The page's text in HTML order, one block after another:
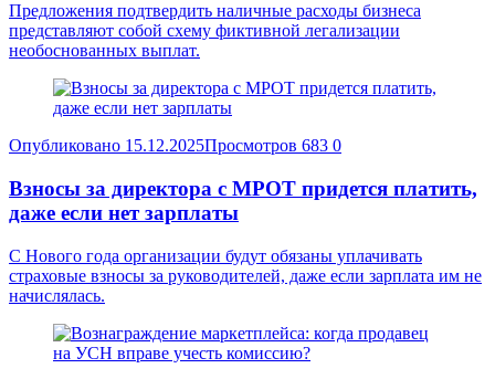
Предложения подтвердить наличные расходы бизнеса
представляют собой схему фиктивной легализации
необоснованных выплат.
Опубликовано 15.12.2025Просмотров 683 0
Взносы за директора с МРОТ придется платить,
даже если нет зарплаты
С Нового года организации будут обязаны уплачивать
страховые взносы за руководителей, даже если зарплата им не
начислялась.